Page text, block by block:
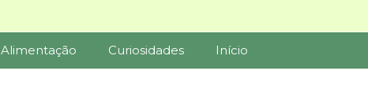
Alimentação Curiosidades Início